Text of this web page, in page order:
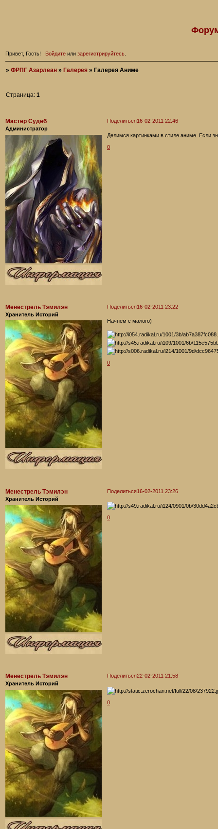
Привет, Гость! Войдитеили зарегистрируйтесь.
»ФРПГ Азарлеан » Галерея » Галерея Аниме
Страница:1
Поделиться16-02-2011 22:46
Мастер Судеб
Администратор
Делимся картинками в стиле аниме. Если
0
Поделиться16-02-2011 23:22
Менестрель Тэмилэн
Хранитель Историй
Начнем с малого)
0
Поделиться16-02-2011 23:26
Менестрель Тэмилэн
Хранитель Историй
0
Поделиться22-02-2011 21:58
Менестрель Тэмилэн
Хранитель Историй
0